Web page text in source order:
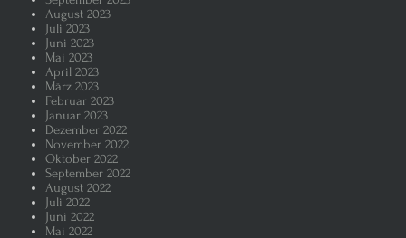
August 2023
Juli 2023
Juni 2023
Mai 2023
April 2023
März 2023
Februar 2023
Januar 2023
Dezember 2022
November 2022
Oktober 2022
September 2022
August 2022
Juli 2022
Juni 2022
Mai 2022